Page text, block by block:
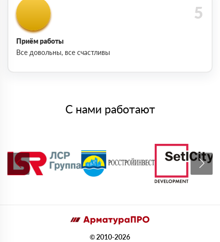
Приём работы
Все довольны, все счастливы
С нами работают
© 2010-2026